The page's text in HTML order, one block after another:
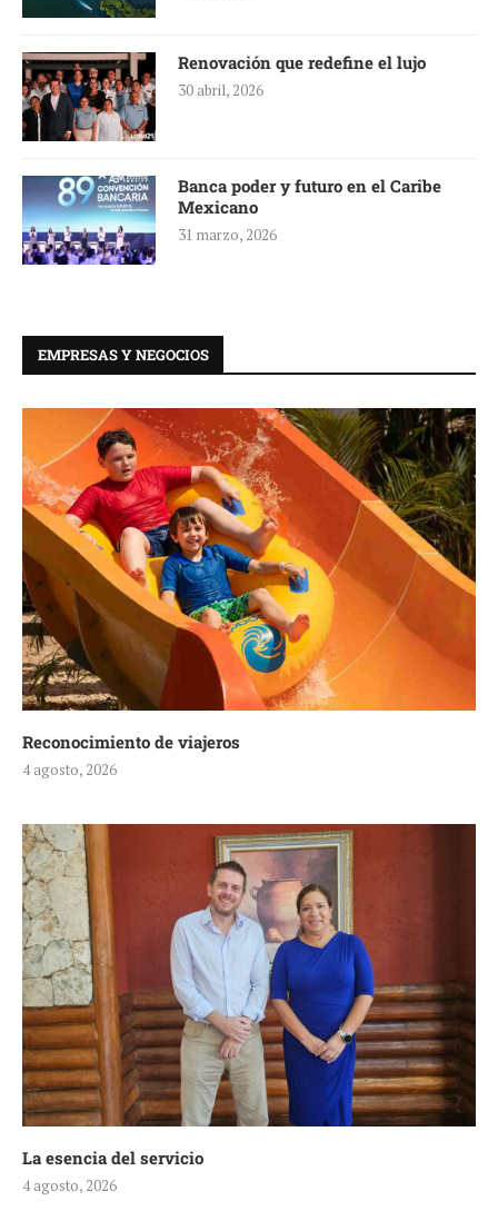
Renovación que redefine el lujo
30 abril, 2026
Banca poder y futuro en el Caribe
Mexicano
31 marzo, 2026
EMPRESAS Y NEGOCIOS
Reconocimiento de viajeros
4 agosto, 2026
La esencia del servicio
4 agosto, 2026